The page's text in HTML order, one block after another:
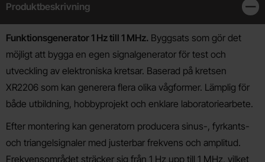
Produktbeskrivning
Produktbeskrivning
Funktionsgenerator 1 Hz till 1 MHz. Byggsats som gör det
möjligt att bygga en egen signalgenerator för test och
utveckling av elektroniska kretsar. Baserad på kretsen
XR2206 som kan generera flera olika vågformer. Lämplig för
både utbildning, hobbyprojekt och enklare laboratoriearbete.
Efter montering kan generatorn producera sinus-, fyrkants-
och triangelsignaler med justerbar frekvens och amplitud.
Frekvensområdet sträcker sig från 1 Hz upp till 1 MHz, vilket